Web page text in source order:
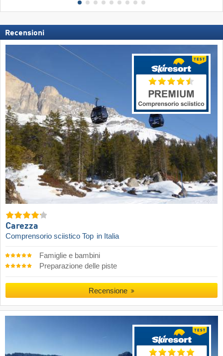
Recensioni
Carezza
Comprensorio sciistico Top in Italia
Famiglie e bambini
Preparazione delle piste
Recensione